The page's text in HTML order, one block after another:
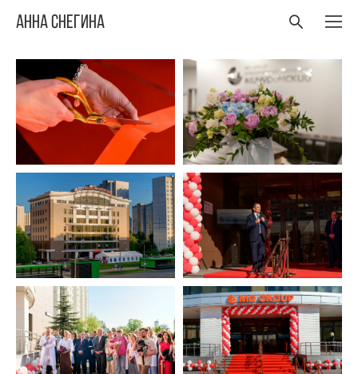
Анна Снегина